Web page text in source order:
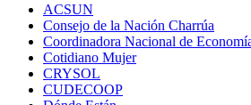
ACSUN
Consejo de la Nación Charrúa
Coordinadora Nacional de
Cotidiano Mujer
CRYSOL
CUDECOOP